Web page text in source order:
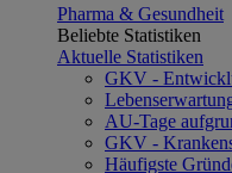
Pharma & Gesundheit
Beliebte Statistiken
Aktuelle Statistiken
GKV -
AU-Tage
GKV -
Häufigste